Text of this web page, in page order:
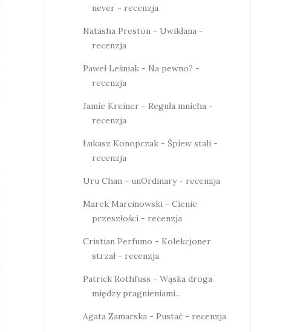
never - recenzja
Natasha Preston - Uwikłana -
recenzja
Paweł Leśniak - Na pewno? -
recenzja
Jamie Kreiner - Reguła mnicha -
recenzja
Łukasz Konopczak - Śpiew stali -
recenzja
Uru Chan - unOrdinary - recenzja
Marek Marcinowski - Cienie
przeszłości - recenzja
Cristian Perfumo - Kolekcjoner
strzał - recenzja
Patrick Rothfuss - Wąska droga
między pragnieniami...
Agata Zamarska - Pustać - recenzja